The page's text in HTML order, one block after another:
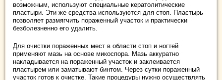
возможным, используют специальные кератолитические
пластыри. Эти же средства используются для стоп. Пластырь
позволяет размягчить пораженный участок и практически
безболезненно его удалить.
Для очистки пораженных мест в области стоп и ногтей
применяют мазь на основе микоспора. Мазь аккуратно
накладывается на пораженный участок и заклеивается
пластырем или заматывают бинтом. Через сутки пораженный
участок готов к очистке. Такие процедуры нужно осуществлять